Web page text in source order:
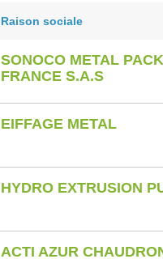
Raison sociale
SONOCO METAL
FRANCE S.A.S
EIFFAGE METAL
HYDRO EXTRUSION
ACTI AZUR